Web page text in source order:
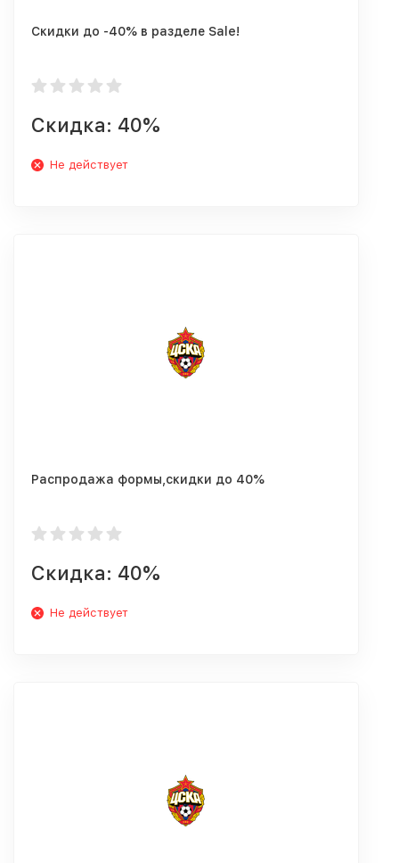
Скидки до -40% в разделе Sale!
Скидка: 40%
Не действует
Распродажа формы,скидки до 40%
Скидка: 40%
Не действует